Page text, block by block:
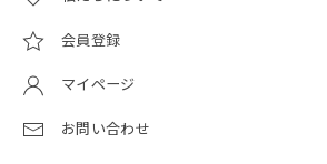
会員登録
マイページ
お問い合わせ